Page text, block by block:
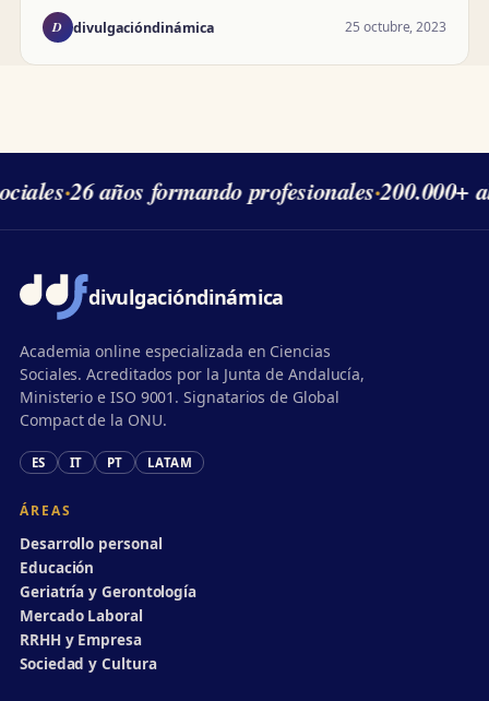
D divulgacióndinámica 25 octubre, 2023
·26 años formando profesionales·200.000+
divulgacióndinámica
Academia online especializada en Ciencias
Sociales. Acreditados por la Junta de Andalucía,
Ministerio e ISO 9001. Signatarios de Global
Compact de la ONU.
ES IT PT LATAM
ÁREAS
Desarrollo personal
Educación
Geriatría y Gerontología
Mercado Laboral
RRHH y Empresa
Sociedad y Cultura